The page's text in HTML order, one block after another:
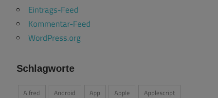
Eintrags-Feed
Kommentar-Feed
WordPress.org
Schlagworte
Alfred Android App Apple
Applescript